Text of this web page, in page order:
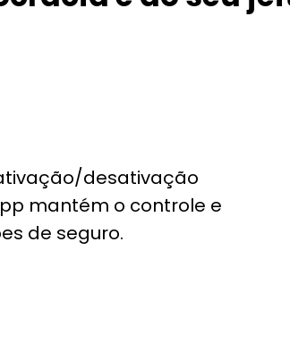
desativação
mantém o controle e
de seguro.